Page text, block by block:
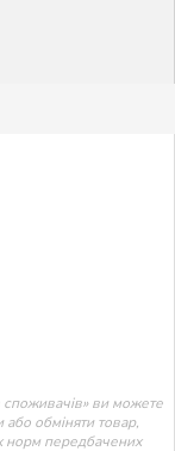
споживачів» ви можете
обміняти товар,
норм передбачених